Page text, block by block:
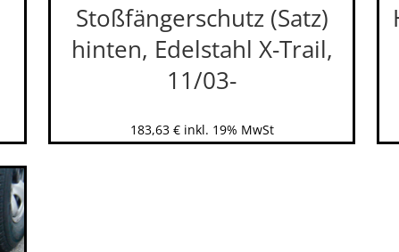
Stoßfängerschutz (Satz)
hinten, Edelstahl X-Trail,
11/03-
183,63 € inkl. 19% MwSt